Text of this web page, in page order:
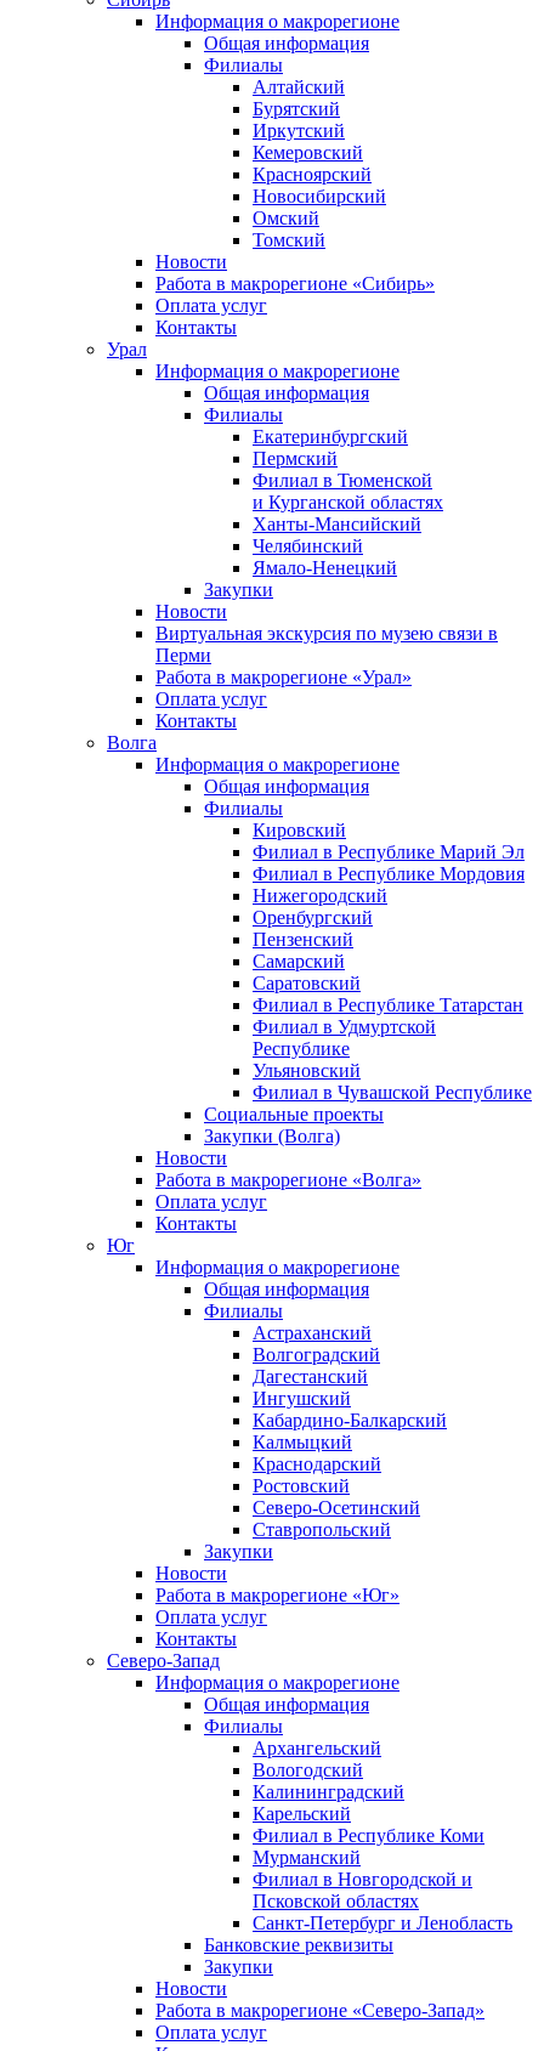
Информация о макрорегионе
Общая информация
Филиалы
Алтайский
Бурятский
Иркутский
Кемеровский
Красноярский
Новосибирский
Омский
Томский
Новости
Работа в макрорегионе «Сибирь»
Оплата услуг
Контакты
Урал
Информация о макрорегионе
Общая информация
Филиалы
Екатеринбургский
Пермский
Филиал в Тюменской
и Курганской областях
Ханты-Мансийский
Челябинский
Ямало-Ненецкий
Закупки
Новости
Виртуальная экскурсия по музею связи в
Перми
Работа в макрорегионе «Урал»
Оплата услуг
Контакты
Волга
Информация о макрорегионе
Общая информация
Филиалы
Кировский
Филиал в Республике Марий Эл
Филиал в Республике Мордовия
Нижегородский
Оренбургский
Пензенский
Самарский
Саратовский
Филиал в Республике Татарстан
Филиал в Удмуртской
Республике
Ульяновский
Филиал в Чувашской Республике
Социальные проекты
Закупки (Волга)
Новости
Работа в макрорегионе «Волга»
Оплата услуг
Контакты
Юг
Информация о макрорегионе
Общая информация
Филиалы
Астраханский
Волгоградский
Дагестанский
Ингушский
Кабардино-Балкарский
Калмыцкий
Краснодарский
Ростовский
Северо-Осетинский
Ставропольский
Закупки
Новости
Работа в макрорегионе «Юг»
Оплата услуг
Контакты
Северо-Запад
Информация о макрорегионе
Общая информация
Филиалы
Архангельский
Вологодский
Калининградский
Карельский
Филиал в Республике Коми
Мурманский
Филиал в Новгородской и
Псковской областях
Санкт-Петербург и Ленобласть
Банковские реквизиты
Закупки
Новости
Работа в макрорегионе «Северо-Запад»
Оплата услуг